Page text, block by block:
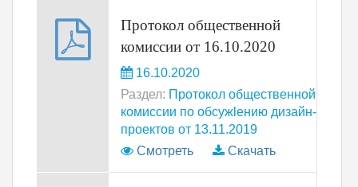
Протокол общественной
комиссии от 16.10.2020
16.10.2020
Раздел: Протокол общественной
комиссии по обсужlению дизайн-
проектов от 13.11.2019
Смотреть
Скачать